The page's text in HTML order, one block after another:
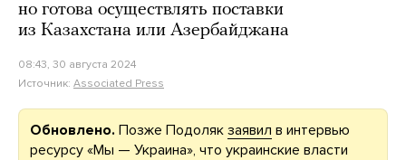
но готова осуществлять поставки
из Казахстана или Азербайджана
08:43, 30 августа 2024
Источник: Associated Press
Обновлено. Позже Подоляк заявил в интервью
ресурсу «Мы — Украина», что украинские власти